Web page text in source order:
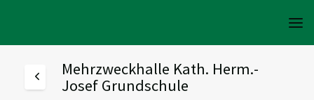
Mehrzweckhalle Kath. Herm.-
Josef Grundschule